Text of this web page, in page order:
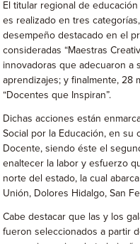
El titular regional de
es realizado en tres
desempeño destacado en el
consideradas “Maestras
innovadoras que adecuaron a
aprendizajes; y finalmente, 28
“Docentes que Inspiran”.
Dichas acciones están
Social por la Educación, en
Docente, siendo éste el
enaltecer la labor y esfuerzo
norte del estado, la cual
Unión, Dolores Hidalgo, San
Cabe destacar que las y los
fueron seleccionados a partir